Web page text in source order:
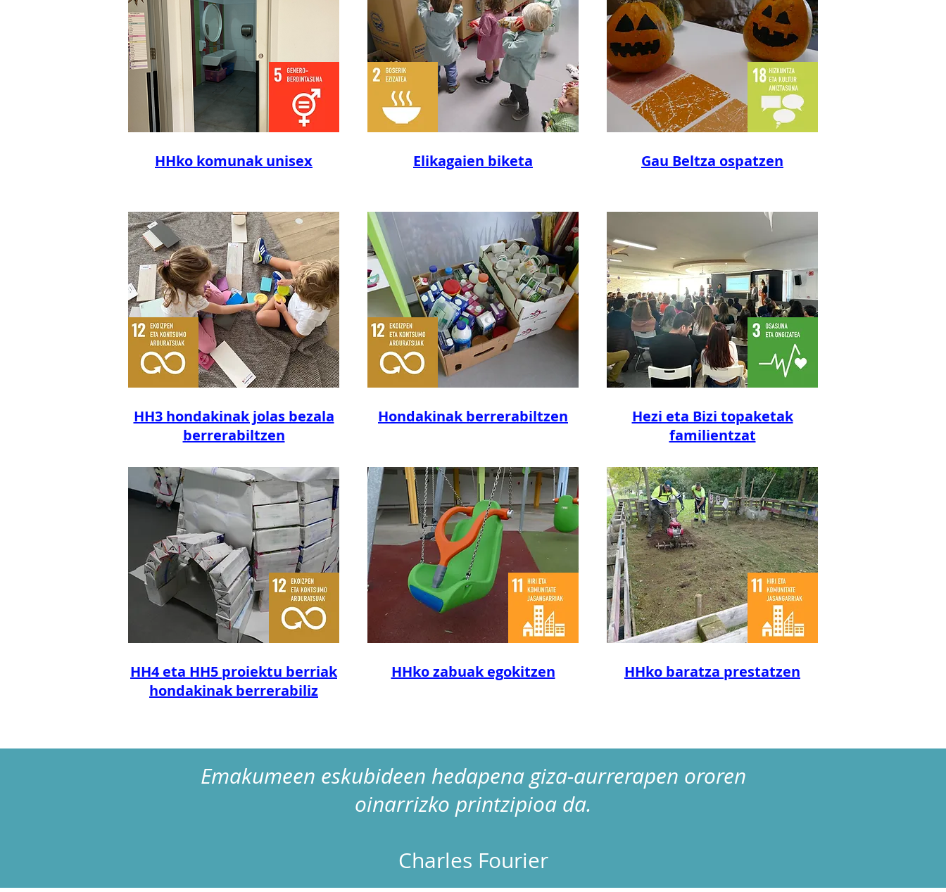
HHko komunak unisex
HH3 hondakinak jolas bezala
berrerabiltzen
HH4 eta HH5 proiektu berriak
hondakinak berrerabiliz
Elikagaien biketa
Hondakinak berrerabiltzen
HHko zabuak egokitzen
Gau Beltza ospatzen
Hezi eta Bizi topaketak
familientzat
HHko baratza prestatzen
Emakumeen eskubideen hedapena giza-aurrerapen ororen
oinarrizko printzipioa da.
Charles Fourier